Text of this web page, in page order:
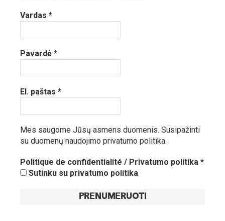
Vardas *
Pavardė *
El. paštas *
Mes saugome Jūsų asmens duomenis. Susipažinti
su duomenų naudojimo privatumo politika.
Politique de confidentialité / Privatumo politika *
Sutinku su privatumo politika